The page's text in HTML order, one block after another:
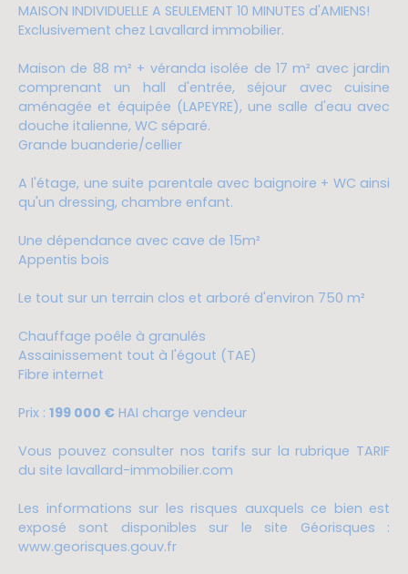
MAISON INDIVIDUELLE A SEULEMENT 10 MINUTES d'AMIENS!
Exclusivement chez Lavallard immobilier.
Maison de 88 m² + véranda isolée de 17 m² avec jardin
comprenant un hall d'entrée, séjour avec cuisine
aménagée et équipée (LAPEYRE), une salle d'eau avec
douche italienne, WC séparé.
Grande buanderie/cellier
A l'étage, une suite parentale avec baignoire + WC ainsi
qu'un dressing, chambre enfant.
Une dépendance avec cave de 15m²
Appentis bois
Le tout sur un terrain clos et arboré d'environ 750 m²
Chauffage poêle à granulés
Assainissement tout à l'égout (TAE)
Fibre internet
Prix : 199 000 € HAI charge vendeur
Vous pouvez consulter nos tarifs sur la rubrique TARIF
du site lavallard-immobilier.com
Les informations sur les risques auxquels ce bien est
exposé sont disponibles sur le site Géorisques :
www.georisques.gouv.fr